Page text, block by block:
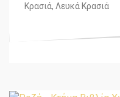
Κρασιά, Λευκά Κρασιά